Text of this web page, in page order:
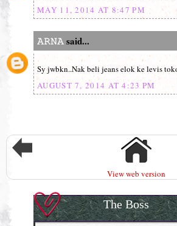
MAY 11, 2014 AT 8:47 PM
𝙰𝚁𝙽𝙰said...
Sy jwbkn..Nak beli jeans elok ke levis
AUGUST 7, 2014 AT 4:23 PM
View web version
The Boss